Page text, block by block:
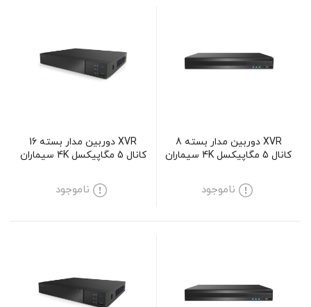
XVR دوربین مدار بسته 8
کانال 5 مگاپیکسل 4K سیماران
ناموجود
XVR دوربین مدار بسته 16
کانال 5 مگاپیکسل 4K سیماران
ناموجود